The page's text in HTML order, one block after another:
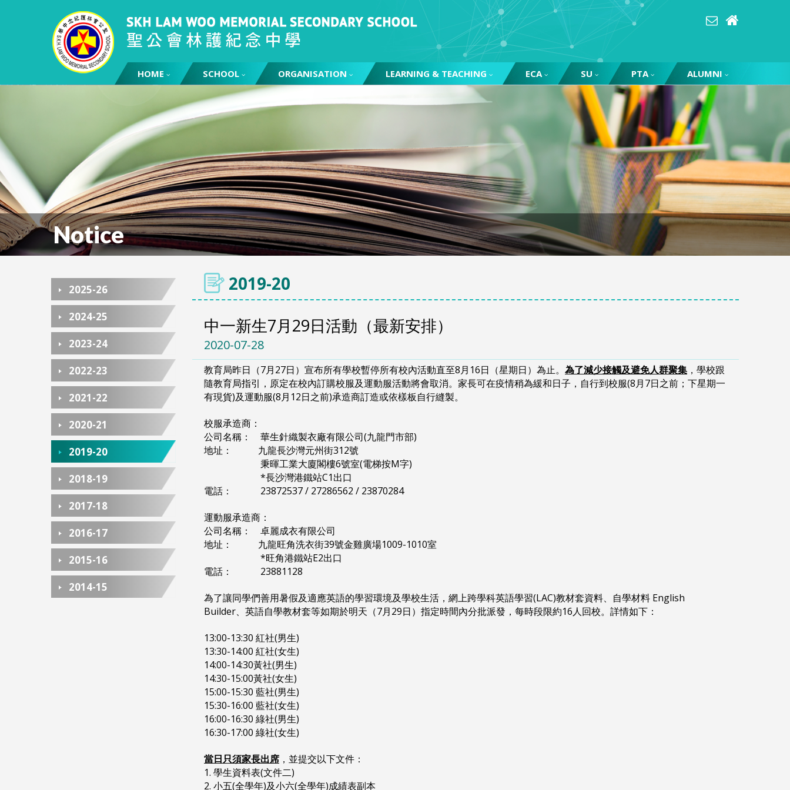
HOME SCHOOL ORGANISATION LEARNING & TEACHING ECA SU PTA ALUMNI
Notice
2025-26
2024-25
2023-24
2022-23
2021-22
2020-21
2019-20
2018-19
2017-18
2016-17
2015-16
2014-15
2019-20
中一新生7月29日活動（最新安排）
2020-07-28
教育局昨日（7月27日）宣布所有學校暫停所有校內活動直至8月16日（星期日）為止。 為了減少接觸及避免人群聚集 ，學校跟
隨教育局指引，原定在校內訂購校服及運動服活動將會取消。家長可在疫情稍為緩和日子，自行到校服(8月7日之前；下星期一
有現貨)及運動服(8月12日之前)承造商訂造或依樣板自行縫製。
校服承造商：
公司名稱： 華生針織製衣廠有限公司(九龍門市部)
地址： 九龍長沙灣元州街312號
秉暉工業大廈閣樓6號室(電梯按M字)
*長沙灣港鐵站C1出口
電話： 23872537 / 27286562 / 23870284
運動服承造商：
公司名稱： 卓麗成衣有限公司
地址： 九龍旺角洗衣街39號金雞廣場1009-1010室
*旺角港鐵站E2出口
電話： 23881128
為了讓同學們善用暑假及適應英語的學習環境及學校生活，網上跨學科英語學習(LAC)教材套資料、自學材料 English
Builder、英語自學教材套等如期於明天（7月29日）指定時間內分批派發，每時段限約16人回校。詳情如下：
13:00-13:30 紅社(男生)
13:30-14:00 紅社(女生)
14:00-14:30黃社(男生)
14:30-15:00黃社(女生)
15:00-15:30 藍社(男生)
15:30-16:00 藍社(女生)
16:00-16:30 綠社(男生)
16:30-17:00 綠社(女生)
當日只須家長出席 ，並提交以下文件：
1. 學生資料表(文件二)
2. 小五(全學年)及小六(全學年)成績表副本